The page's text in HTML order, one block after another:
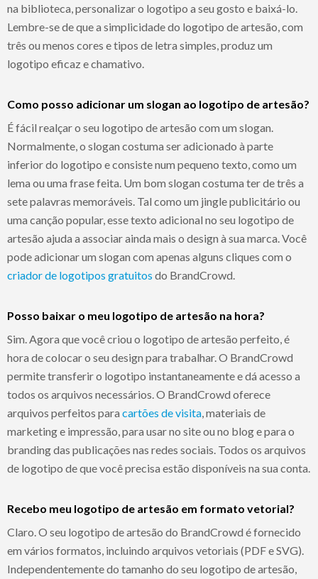
na biblioteca, personalizar o logotipo a seu gosto e baixá-lo.
Lembre-se de que a simplicidade do logotipo de artesão, com
três ou menos cores e tipos de letra simples, produz um
logotipo eficaz e chamativo.
Como posso adicionar um slogan ao logotipo de artesão?
É fácil realçar o seu logotipo de artesão com um slogan.
Normalmente, o slogan costuma ser adicionado à parte
inferior do logotipo e consiste num pequeno texto, como um
lema ou uma frase feita. Um bom slogan costuma ter de três a
sete palavras memoráveis. Tal como um jingle publicitário ou
uma canção popular, esse texto adicional no seu logotipo de
artesão ajuda a associar ainda mais o design à sua marca. Você
pode adicionar um slogan com apenas alguns cliques com o
criador de logotipos gratuitos do BrandCrowd.
Posso baixar o meu logotipo de artesão na hora?
Sim. Agora que você criou o logotipo de artesão perfeito, é
hora de colocar o seu design para trabalhar. O BrandCrowd
permite transferir o logotipo instantaneamente e dá acesso a
todos os arquivos necessários. O BrandCrowd oferece
arquivos perfeitos para cartões de visita , materiais de
marketing e impressão, para usar no site ou no blog e para o
branding das publicações nas redes sociais. Todos os arquivos
de logotipo de que você precisa estão disponíveis na sua conta.
Recebo meu logotipo de artesão em formato vetorial?
Claro. O seu logotipo de artesão do BrandCrowd é fornecido
em vários formatos, incluindo arquivos vetoriais (PDF e SVG).
Independentemente do tamanho do seu logotipo de artesão,